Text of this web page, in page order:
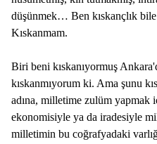
düşünmek… Ben kıskançlık bile
Kıskanmam.
Biri beni kıskanıyormuş
kıskanmıyorum ki. Ama şunu
adına, milletime zulüm yapmak
ekonomisiyle ya da iradesiyle
milletimin bu coğrafyadaki